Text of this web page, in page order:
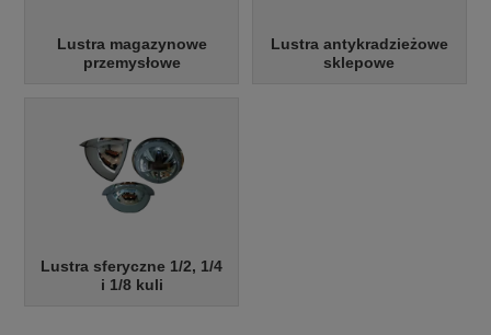
zewnętrzne
i piktogramy IMO
i oznakowanie regałów
hali produkcyjnej
Lustra magazynowe
przemysłowe
Lustra antykradzieżowe
sklepowe
Lustra sferyczne 1/2, 1/4
i 1/8 kuli